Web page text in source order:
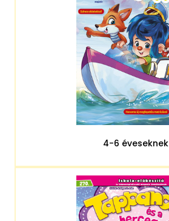
4-6 éveseknek